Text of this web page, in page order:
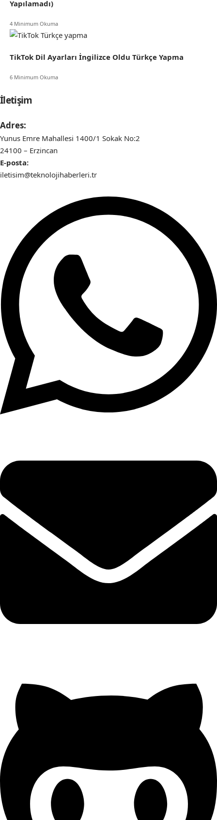
Yapılamadı)
4 Minimum Okuma
TikTok Dil Ayarları İngilizce Oldu Türkçe Yapma
6 Minimum Okuma
İletişim
Adres:
Yunus Emre Mahallesi 1400/1 Sokak No:2
24100 – Erzincan
E-posta:
iletisim@teknolojihaberleri.tr